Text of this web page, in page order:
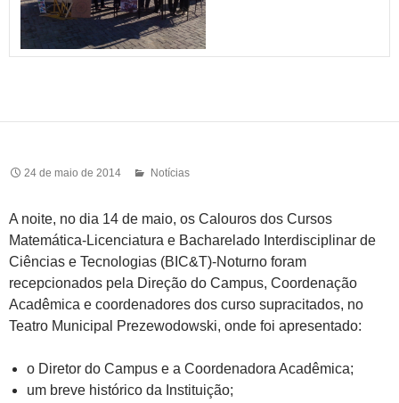
24 de maio de 2014 Notícias
A noite, no dia 14 de maio, os Calouros dos Cursos
Matemática-Licenciatura e Bacharelado Interdisciplinar de
Ciências e Tecnologias (BIC&T)-Noturno foram
recepcionados pela Direção do Campus, Coordenação
Acadêmica e coordenadores dos curso supracitados, no
Teatro Municipal Prezewodowski, onde foi apresentado:
o Diretor do Campus e a Coordenadora Acadêmica;
um breve histórico da Instituição;